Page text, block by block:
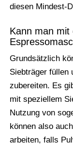
diesen Mindest-
Kann man mit
Grundsätzlich
Siebträger füllen
zubereiten. Es
mit speziellem
Nutzung von
können also
arbeiten, falls